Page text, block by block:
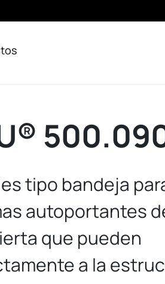
tipo bandeja
autoportantes
que pueden
a la